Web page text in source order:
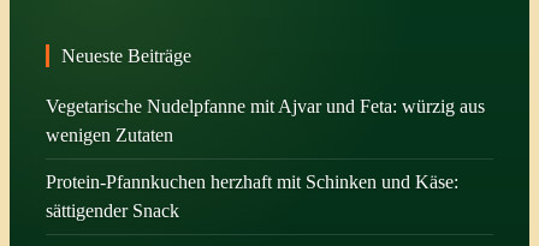
Neueste Beiträge
Vegetarische Nudelpfanne mit Ajvar und Feta: würzig aus
wenigen Zutaten
Protein-Pfannkuchen herzhaft mit Schinken und Käse:
sättigender Snack